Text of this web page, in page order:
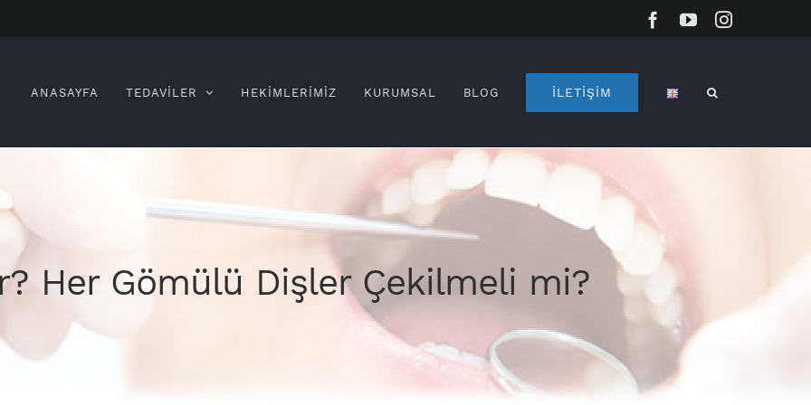
Facebook
YouTubeInstagram
ANASAYFA TEDAVİLER HEKİMLERİMİZ KURUMSAL BLOG İLETİŞİM
Her Gömülü Dişler Çekilmeli mi?